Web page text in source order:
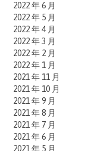
2022 年 6 月
2022 年 5 月
2022 年 4 月
2022 年 3 月
2022 年 2 月
2022 年 1 月
2021 年 11 月
2021 年 10 月
2021 年 9 月
2021 年 8 月
2021 年 7 月
2021 年 6 月
2021 年 5 月